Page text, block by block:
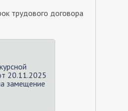
трудового договора
20.11.2025
замещение